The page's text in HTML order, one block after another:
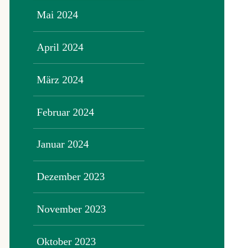
Mai 2024
April 2024
März 2024
Februar 2024
Januar 2024
Dezember 2023
November 2023
Oktober 2023